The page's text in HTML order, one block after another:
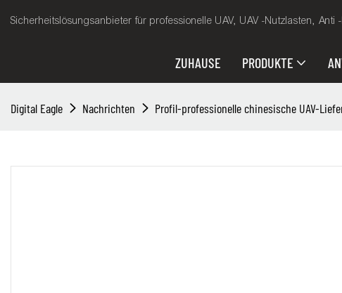
Sicherheitslösungsanbieter für professionelle UAV, UAV -Nutzlasten, Anti
ZUHAUSE PRODUKTE
Digital Eagle Nachrichten Profil-professionelle chinesische UAV-